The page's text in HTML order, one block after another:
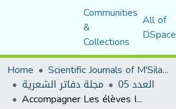
Communities
&
Collections
All of
DSpace
Home
Scientific Journals of M'Sila University
مجلة دفاتر الشعرية العدد 05
Accompagner Les élèves Ingénieurs En Contexte Algérien Dans La Réalisation De Leurs Travaux Universitaires, Selon Une Démarche Fos/fou